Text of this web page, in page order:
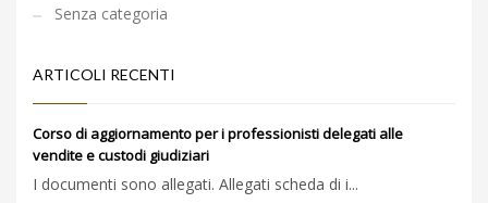
Senza categoria
ARTICOLI RECENTI
Corso di aggiornamento per i professionisti delegati alle
vendite e custodi giudiziari
I documenti sono allegati. Allegati scheda di i...